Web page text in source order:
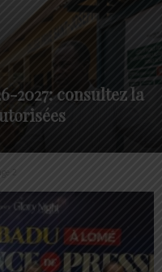
2027: consultez la
2